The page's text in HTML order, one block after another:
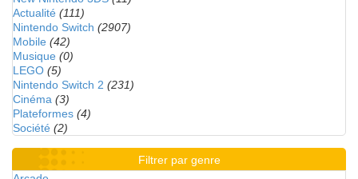
Actualité (111)
Nintendo Switch (2907)
Mobile (42)
Musique (0)
LEGO (5)
Nintendo Switch 2 (231)
Cinéma (3)
Plateformes (4)
Société (2)
Filtrer par genre